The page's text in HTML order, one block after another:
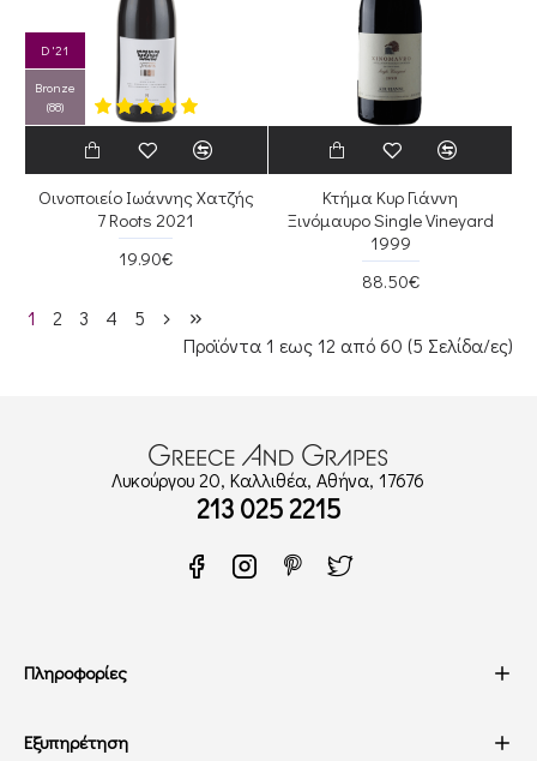
D '21
Bronze
(88)
Οινοποιείο Ιωάννης Χατζής
7 Roots 2021
19.90€
Κτήμα Κυρ Γιάννη
Ξινόμαυρο Single Vineyard
1999
88.50€
1 2 3 4
5
Προϊόντα 1 εως 12 από 60 (5 Σελίδα/ες)
Λυκούργου 20, Καλλιθέα, Αθήνα, 17676
213 025 2215
Πληροφορίες
Εξυπηρέτηση